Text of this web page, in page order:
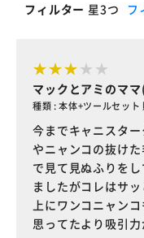
フィルター 星3つ フ
マックとアミのマ
種類 : 本体+ツールセット
今までキャニスタ
やニャンコの抜け
で見て見ぬふりを
ましたがコレはサ
上にワンコニャン
思ってたより吸引